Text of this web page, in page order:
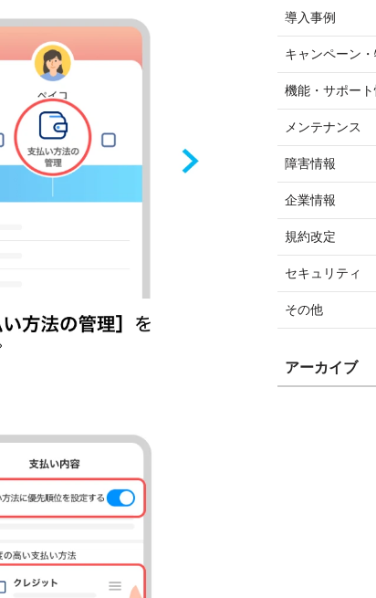
導入事例
キャンペーン
機能・サポー
メンテナンス
障害情報
企業情報
規約改定
セキュリティ
その他
アーカイブ